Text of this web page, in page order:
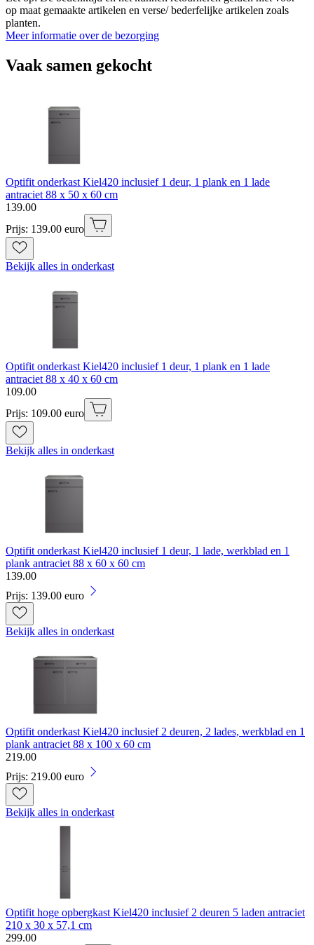
op maat gemaakte artikelen en verse/ bederfelijke artikelen zoals
planten.
Meer informatie over de bezorging
Vaak samen gekocht
Optifit onderkast Kiel420 inclusief 1 deur, 1 plank en 1 lade
antraciet 88 x 50 x 60 cm
139.00
Prijs: 139.00 euro
Bekijk alles in onderkast
Optifit onderkast Kiel420 inclusief 1 deur, 1 plank en 1 lade
antraciet 88 x 40 x 60 cm
109.00
Prijs: 109.00 euro
Bekijk alles in onderkast
Optifit onderkast Kiel420 inclusief 1 deur, 1 lade, werkblad en 1
plank antraciet 88 x 60 x 60 cm
139.00
Prijs: 139.00 euro
Bekijk alles in onderkast
Optifit onderkast Kiel420 inclusief 2 deuren, 2 lades, werkblad en 1
plank antraciet 88 x 100 x 60 cm
219.00
Prijs: 219.00 euro
Bekijk alles in onderkast
Optifit hoge opbergkast Kiel420 inclusief 2 deuren 5 laden antraciet
210 x 30 x 57,1 cm
299.00